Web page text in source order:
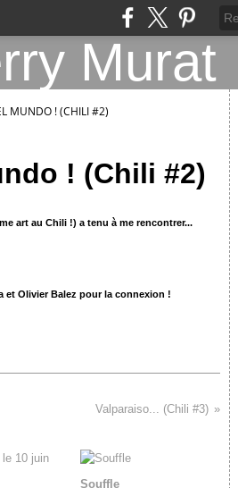
MUNDO ! (CHILI #2)
! (Chili #2)
art au Chili !) a tenu à me rencontrer...
et Olivier Balez pour la connexion !
Valparaiso... (Chili #3)
Souffle